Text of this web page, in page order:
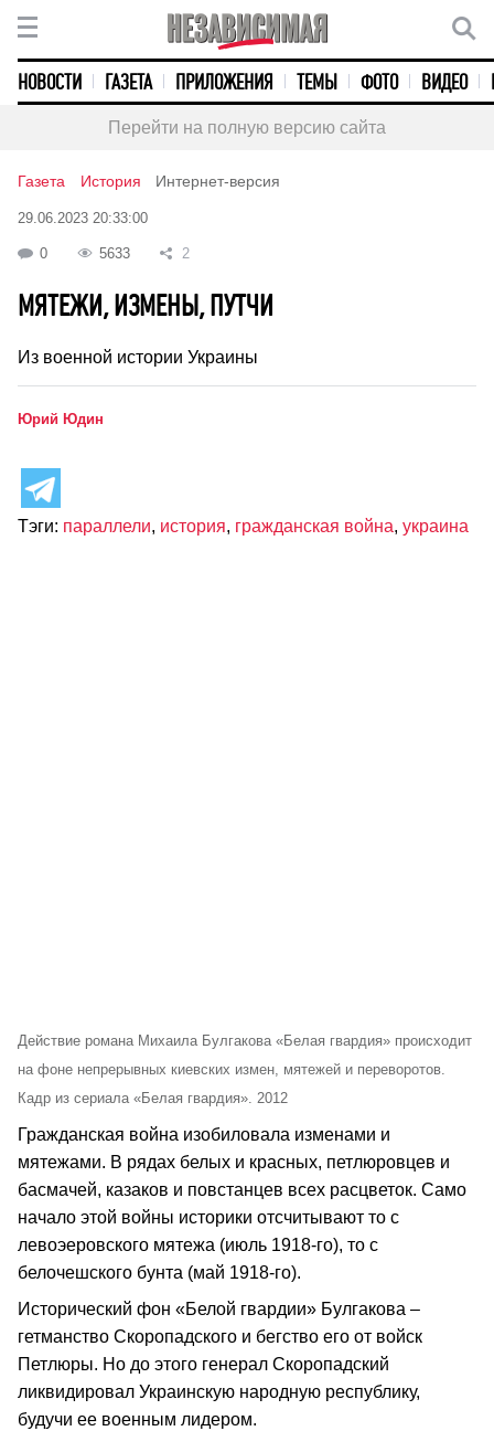
НОВОСТИ ГАЗЕТА ПРИЛОЖЕНИЯ ТЕМЫ ФОТО ВИДЕО
Перейти на полную версию сайта
Газета История Интернет-версия
29.06.2023 20:33:00
0 5633 2
МЯТЕЖИ, ИЗМЕНЫ, ПУТЧИ
Из военной истории Украины
Юрий Юдин
Тэги: параллели, история, гражданская война, украина
Действие романа Михаила Булгакова «Белая гвардия» происходит
на фоне непрерывных киевских измен, мятежей и переворотов.
Кадр из сериала «Белая гвардия». 2012
Гражданская война изобиловала изменами и
мятежами. В рядах белых и красных, петлюровцев и
басмачей, казаков и повстанцев всех расцветок. Само
начало этой войны историки отсчитывают то с
левоэеровского мятежа (июль 1918-го), то с
белочешского бунта (май 1918-го).
Исторический фон «Белой гвардии» Булгакова –
гетманство Скоропадского и бегство его от войск
Петлюры. Но до этого генерал Скоропадский
ликвидировал Украинскую народную республику,
будучи ее военным лидером.